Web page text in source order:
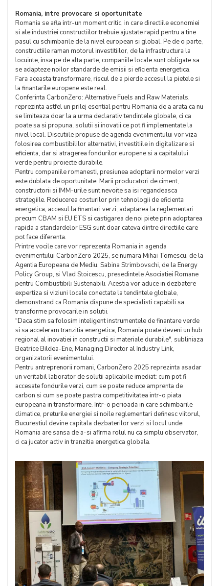
Romania, intre provocare si oportunitate
Romania se afla intr-un moment critic, in care directiile economiei
si ale industriei constructiilor trebuie ajustate rapid pentru a tine
pasul cu schimbarile de la nivel european si global. Pe de o parte,
constructiile raman motorul investitiilor, de la infrastructura la
locuinte, insa pe de alta parte, companiile locale sunt obligate sa
se adapteze noilor standarde de emisii si eficienta energetica.
Fara aceasta transformare, riscul de a pierde accesul la pietele si
la finantarile europene este real.
Conferinta CarbonZero: Alternative Fuels and Raw Materials,
reprezinta astfel un prilej esential pentru Romania de a arata ca nu
se limiteaza doar la a urma declarativ tendintele globale, ci ca
poate sa si propuna, solutii si inovatii ce pot fi implementate la
nivel local. Discutiile propuse de agenda evenimentului vor viza
folosirea combustibililor alternativi, investitiile in digitalizare si
eficienta, dar si atragerea fondurilor europene si a capitalului
verde pentru proiecte durabile.
Pentru companiile romanesti, presiunea adoptarii normelor verzi
este dublata de oportunitate. Marii producatori de ciment,
constructorii si IMM-urile sunt nevoite sa isi regandeasca
strategiile. Reducerea costurilor prin tehnologii de eficienta
energetica, accesul la finantari verzi, adaptarea la reglementari
precum CBAM si EU ETS si castigarea de noi piete prin adoptarea
rapida a standardelor ESG sunt doar cateva dintre directiile care
pot face diferenta.
Printre vocile care vor reprezenta Romania in agenda
evenimentului CarbonZero 2025, se numara Mihai Tomescu, de la
Agentia Europeana de Mediu, Sabina Strimbovschi, de la Energy
Policy Group, si Vlad Stoicescu, presedintele Asociatiei Romane
pentru Combustibili Sustenabili. Acestia vor aduce in dezbatere
expertiza si viziuni locale conectate la tendintele globale,
demonstrand ca Romania dispune de specialisti capabili sa
transforme provocarile in solutii.
"Daca stim sa folosim inteligent instrumentele de finantare verde
si sa acceleram tranzitia energetica, Romania poate deveni un hub
regional al inovatiei in constructii si materiale durabile", subliniaza
Beatrice Bildea-Ene, Managing Director al Industry Link,
organizatorii evenimentului.
Pentru antreprenorii romani, CarbonZero 2025 reprezinta asadar
un veritabil laborator de solutii aplicabile imediat: cum pot fi
accesate fondurile verzi, cum se poate reduce amprenta de
carbon si cum se poate pastra competitivitatea intr-o piata
europeana in transformare. Intr-o perioada in care schimbarile
climatice, preturile energiei si noile reglementari definesc viitorul,
Bucurestiul devine capitala dezbaterilor verzi si locul unde
Romania are sansa de a-si afirma rolul nu ca simplu observator,
ci ca jucator activ in tranzitia energetica globala.